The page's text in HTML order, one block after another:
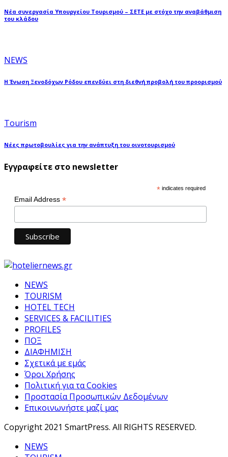
Νέα συνεργασία Υπουργείου Τουρισμού – ΣΕΤΕ με στόχο την αναβάθμιση
του κλάδου
NEWS
Η Ένωση Ξενοδόχων Ρόδου επενδύει στη διεθνή προβολή του προορισμού
Tourism
Νέες πρωτοβουλίες για την ανάπτυξη του οινοτουρισμού
Εγγραφείτε στο newsletter
* indicates required
Email Address *
NEWS
TOURISM
HOTEL TECH
SERVICES & FACILITIES
PROFILES
ΠΟΞ
ΔΙΑΦΗΜΙΣΗ
Σχετικά με εμάς
Όροι Χρήσης
Πολιτική για τα Cookies
Προστασία Προσωπικών Δεδομένων
Επικοινωνήστε μαζί μας
Copyright 2021 SmartPress. All RIGHTS RESERVED.
NEWS